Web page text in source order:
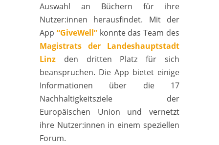
Auswahl an Büchern für ihre
Nutzer:innen herausfindet. Mit der
App “GiveWell”konnte das Team des
Magistrats der Landeshauptstadt
Linzden dritten Platz für sich
beanspruchen. Die App bietet einige
Informationen über die 17
Nachhaltigkeitsziele der
Europäischen Union und vernetzt
ihre Nutzer:innen in einem speziellen
Forum.